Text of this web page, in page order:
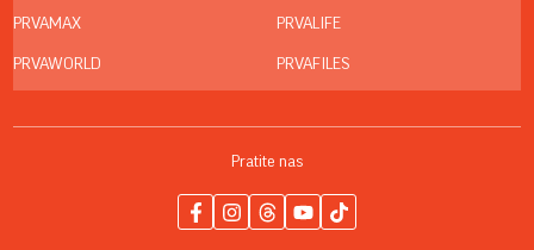
PRVAMAX
PRVAWORLD
PRVALIFE
PRVAFILES
Pratite nas